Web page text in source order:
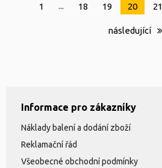
1 ... 18 19 20 21
následující
Informace pro zákazníky
Náklady balení a dodání zboží
Reklamační řád
Všeobecné obchodní podmínky